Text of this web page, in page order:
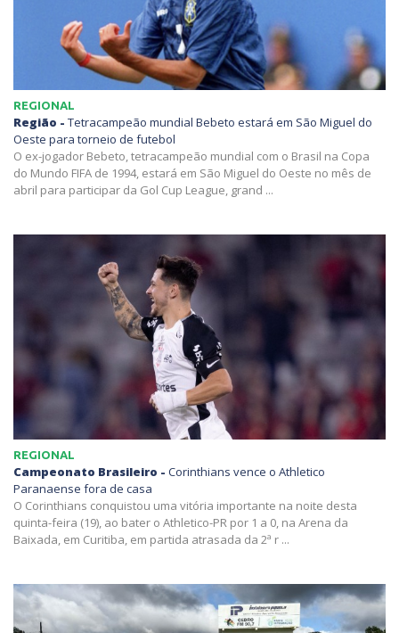
REGIONAL
Região - Tetracampeão mundial Bebeto estará em São Miguel do
Oeste para torneio de futebol
O ex-jogador Bebeto, tetracampeão mundial com o Brasil na Copa
do Mundo FIFA de 1994, estará em São Miguel do Oeste no mês de
abril para participar da Gol Cup League, grand ...
REGIONAL
Campeonato Brasileiro - Corinthians vence o Athletico
Paranaense fora de casa
O Corinthians conquistou uma vitória importante na noite desta
quinta-feira (19), ao bater o Athletico-PR por 1 a 0, na Arena da
Baixada, em Curitiba, em partida atrasada da 2ª r ...